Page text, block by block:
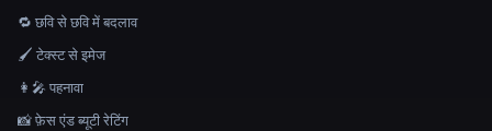
🔁 छवि से छवि में बदलाव
🖌️ टेक्स्ट से इमेज
👩‍🎤 पहनावा
📸 फ़ेस एंड ब्यूटी रेटिंग